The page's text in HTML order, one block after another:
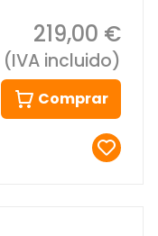
219,00 €
(IVA incluido)
Comprar